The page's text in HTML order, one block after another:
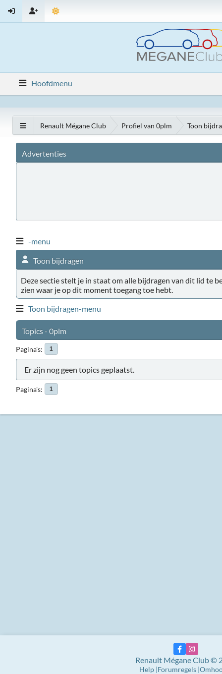
Hoofdmenu
Renault Mégane Club Profiel van 0plm Toon
Advertenties
-menu
Toon bijdragen
Deze sectie stelt je in staat om alle bijdragen van dit lid te
zien waar je op dit moment toegang toe hebt.
Toon bijdragen-menu
Topics - 0plm
Pagina's 1
Er zijn nog geen topics geplaatst.
Pagina's 1
Renault Mégane Club ©
Help Forumregels